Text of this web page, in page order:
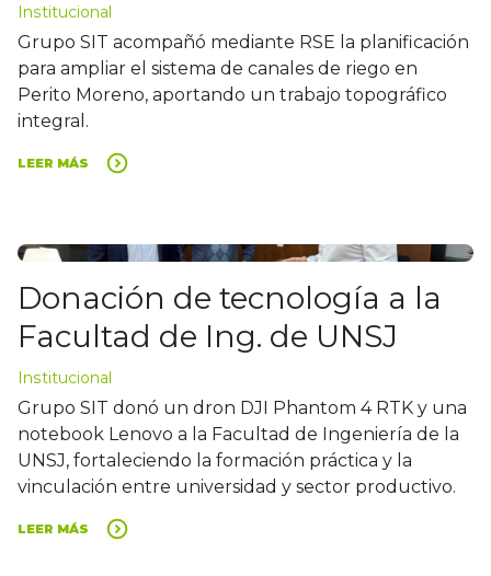
Institucional
Grupo SIT acompañó mediante RSE la planificación
para ampliar el sistema de canales de riego en
Perito Moreno, aportando un trabajo topográfico
integral.
LEER MÁS
Donación de tecnología a la
Facultad de Ing. de UNSJ
Institucional
Grupo SIT donó un dron DJI Phantom 4 RTK y una
notebook Lenovo a la Facultad de Ingeniería de la
UNSJ, fortaleciendo la formación práctica y la
vinculación entre universidad y sector productivo.
LEER MÁS